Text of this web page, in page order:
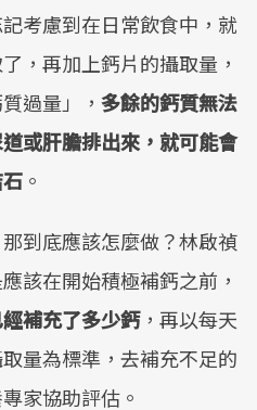
考慮到在日常飲食中，就
，再加上鈣片的攝取量，
過量」， 多餘的鈣質無法
或肝膽排出來，就可能會
。
到底應該怎麼做？林啟禎
該在開始積極補鈣之前，
補充了多少鈣，再以每天
量為標準，去補充不足的
家協助評估。